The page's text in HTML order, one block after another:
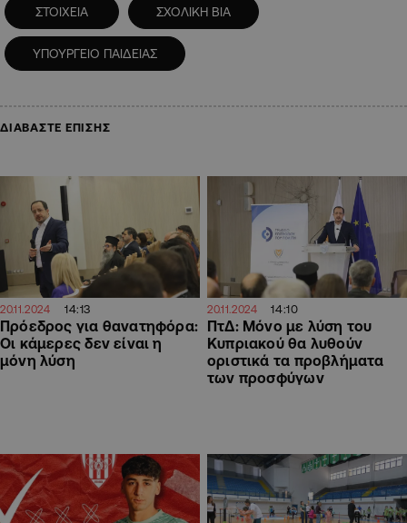
ΣΤΟΙΧΕΙΑ ΣΧΟΛΙΚΗ ΒΙΑ
ΥΠΟΥΡΓΕΙΟ ΠΑΙΔΕΙΑΣ
ΔΙΑΒΑΣΤΕ ΕΠΙΣΗΣ
20.11.2024 14:13
Πρόεδρος για θανατηφόρα:
Οι κάμερες δεν είναι η
μόνη λύση
20.11.2024 14:10
ΠτΔ: Μόνο με λύση του
Κυπριακού θα λυθούν
οριστικά τα προβλήματα
των προσφύγων